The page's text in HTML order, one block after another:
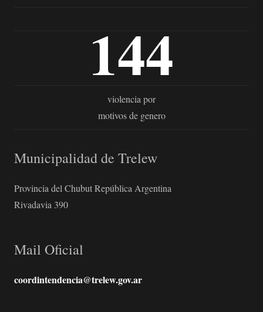
144
violencia por
motivos de genero
Municipalidad de Trelew
Provincia del Chubut República Argentina
Rivadavia 390
Mail Oficial
coordintendencia@trelew.gov.ar